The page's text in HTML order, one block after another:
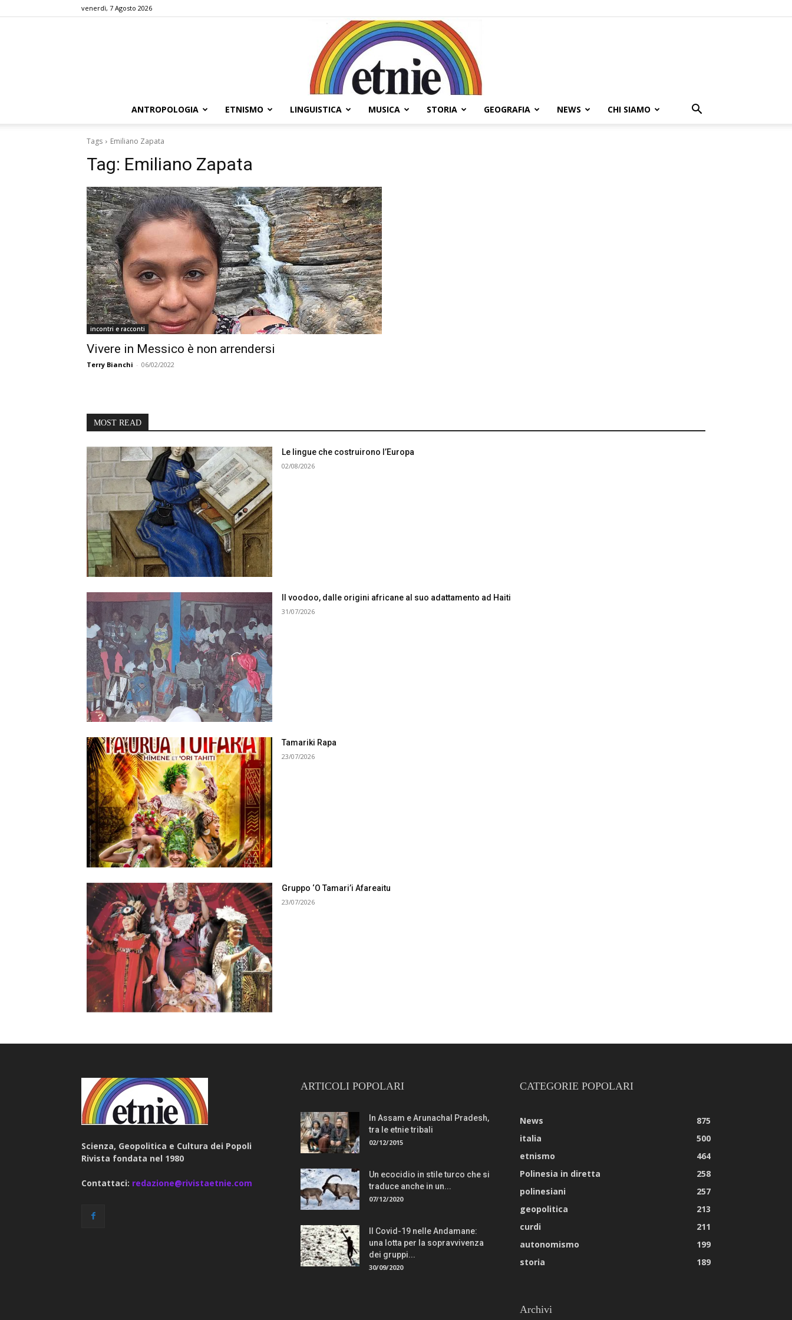
venerdì, 7 Agosto 2026
ANTROPOLOGIA ETNISMO LINGUISTICA MUSICA STORIA GEOGRAFIA NEWS CHI SIAMO
Tags Emiliano Zapata
Tag: Emiliano Zapata
incontri e racconti
Vivere in Messico è non arrendersi
Terry Bianchi - 06/02/2022
MOST READ
Le lingue che costruirono l’Europa
02/08/2026
Il voodoo, dalle origini africane al suo adattamento ad Haiti
31/07/2026
Tamariki Rapa
23/07/2026
Gruppo ‘O Tamari’i Afareaitu
23/07/2026
Scienza, Geopolitica e Cultura dei Popoli
Rivista fondata nel 1980
Contattaci: redazione@rivistaetnie.com
ARTICOLI POPOLARI
In Assam e Arunachal Pradesh,
tra le etnie tribali
02/12/2015
Un ecocidio in stile turco che si
traduce anche in un...
07/12/2020
Il Covid-19 nelle Andamane:
una lotta per la sopravvivenza
dei gruppi...
30/09/2020
CATEGORIE POPOLARI
News
875
italia
500
etnismo
464
Polinesia in diretta
258
polinesiani
257
geopolitica
213
curdi
211
autonomismo
199
storia
189
Archivi